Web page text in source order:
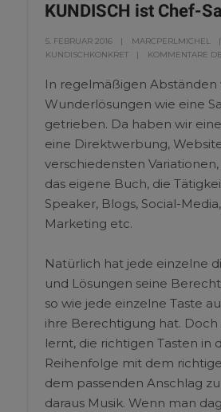
KUNDISCH ist Chef-
5. FEBRUAR 2016 MARCPERLMICHEL
KUNDISCHKONKRET
KOMMENTARE
In regelmäßigen
Wunderlösungen wie eine
getrieben. Da haben wir
eine Direktwerbung,
verschiedensten
das eigene Buch, die
Speaker, Blogs, Social-
Marketing etc.
Natürlich hat jede einzelne
und Lösungen seine
so wie jede einzelne Taste
ihre Berechtigung hat.
lernt, die richtigen Tasten in
Reihenfolge mit dem
dem passenden Anschlag
daraus Musik. Wenn man